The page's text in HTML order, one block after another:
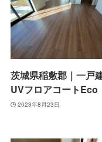
茨城県稲敷郡｜一戸
UVフロアコートEco
2023年8月23日